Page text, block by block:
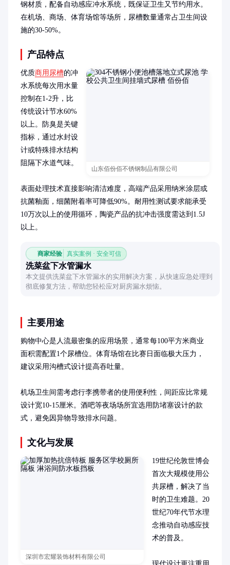
钢材质，配备自动感应冲水系统，既保证卫生又节约用水。
在机场、商场、体育场馆等场所，尿槽数量通常占卫生间设
施的30-50%。
产品特点
山东佰份佰不锈钢制品有限公司
优质商用尿槽的冲
水系统每次用水量
控制在1-2升，比
传统设计节水60%
以上。防臭是关键
指标，通过水封设
计或特殊排水结构
阻隔下水道气味。
表面处理技术直接影响清洁难度，高端产品采用纳米涂层或
抗菌釉面，细菌附着率可降低90%。耐用性测试要求能承受
10万次以上的使用循环，陶瓷产品的抗冲击强度需达到1.5J
以上。
商家经验 真实案例 · 安全可信
洗菜盆下水管漏水
本文提供洗菜盆下水管漏水的实用解决方案，从快速应急处理到
彻底修复方法，帮助您轻松应对厨房漏水烦恼。
主要用途
购物中心是人流最密集的应用场景，通常每100平方米商业
面积需配置1个尿槽位。体育场馆在比赛日面临极大压力，
建议采用沟槽式设计提高吞吐量。
机场卫生间需考虑行李携带者的使用便利性，间距应比常规
设计宽10-15厘米。酒吧等夜场场所宜选用防堵塞设计的款
式，避免因异物导致排水问题。
文化与发展
深圳市宏耀装饰材料有限公司
19世纪伦敦世博会
首次大规模使用公
共尿槽，解决了当
时的卫生难题。20
世纪70年代节水理
念推动自动感应技
术的普及。